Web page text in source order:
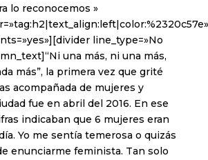
lo reconocemos »
line_type=»No
una más, ni una más,
más”, la primera vez que grité
acompañada de mujeres y
fue en abril del 2016. En ese
indicaban que 6 mujeres eran
Yo me sentía temerosa o quizás
enunciarme feminista. Tan solo